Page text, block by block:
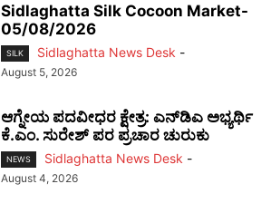
Sidlaghatta Silk Cocoon Market-
05/08/2026
SILK Sidlaghatta News Desk -
August 5, 2026
ಆಗ್ನೇಯ ಪದವೀಧರ ಕ್ಷೇತ್ರ: ಎನ್‌ಡಿಎ ಅಭ್ಯರ್ಥಿ
ಕೆ.ಎಂ. ಸುರೇಶ್ ಪರ ಪ್ರಚಾರ ಚುರುಕು
NEWS Sidlaghatta News Desk -
August 4, 2026